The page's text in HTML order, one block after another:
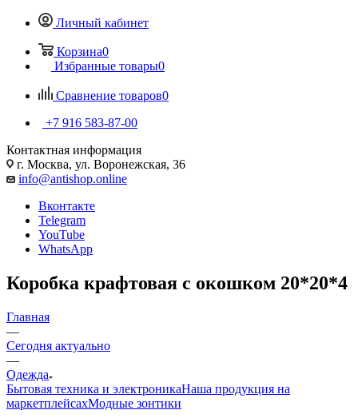
Личный кабинет
Корзина0
Избранные товары0
Сравнение товаров0
+7 916 583-87-00
Контактная информация
г. Москва, ул. Воронежская, 36
info@antishop.online
Вконтакте
Telegram
YouTube
WhatsApp
Коробка крафтовая с окошком 20*20*4
Главная
—
Сегодня актуально
—
Одежда
Бытовая техника и электроникаНаша продукция на
маркетплейсахМодные зонтики